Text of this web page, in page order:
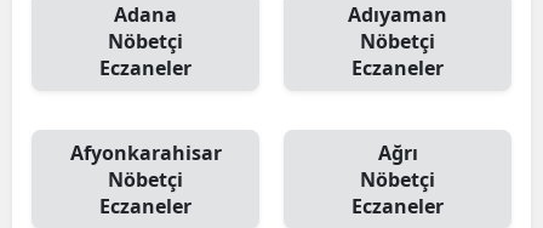
Adana
Nöbetçi
Eczaneler
Adıyaman
Nöbetçi
Eczaneler
Afyonkarahisar
Nöbetçi
Eczaneler
Ağrı
Nöbetçi
Eczaneler